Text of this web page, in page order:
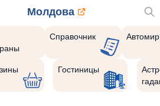
Молдова
Справочник Автомир
Гостиницы